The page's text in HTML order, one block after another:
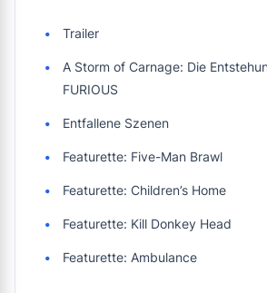
Trailer
A Storm of Carnage: Die
FURIOUS
Entfallene Szenen
Featurette: Five-Man Brawl
Featurette: Children’s Home
Featurette: Kill Donkey Head
Featurette: Ambulance